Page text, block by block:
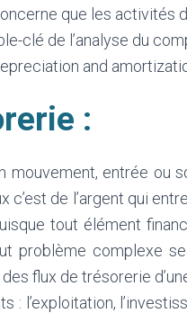
que les
clé de l’analyse du
and
:
mouvement, entrée ou
c’est de l’argent qui
tout élément
problème complexe
flux de trésorerie
: l’exploitation,